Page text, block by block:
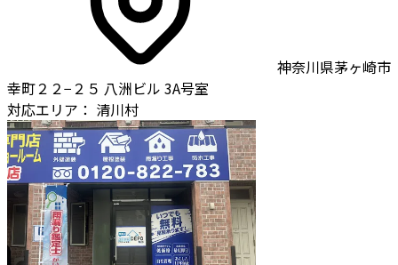
神奈川県茅ヶ崎市
幸町２２−２５ 八洲ビル 3A号室
対応エリア： 清川村